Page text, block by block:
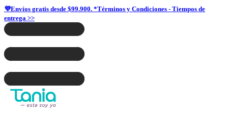
💜Envíos gratis desde $99.900. *Términos y Condiciones - Tiempos de
entrega >>